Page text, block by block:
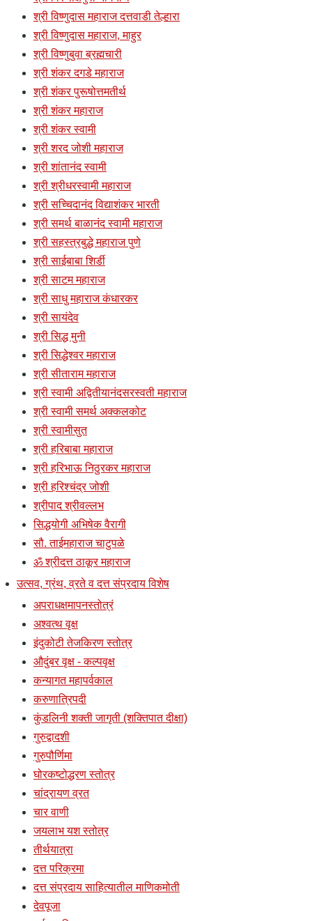
श्री विष्णुदास महाराज दत्तवाडी तेल्हारा
श्री विष्णुदास महाराज, माहुर
श्री विष्णुबुवा ब्रह्मचारी
श्री शंकर दगडे महाराज
श्री शंकर पुरूषोत्तमतीर्थ
श्री शंकर महाराज
श्री शंकर स्वामी
श्री शरद जोशी महाराज
श्री शांतानंद स्वामी
श्री श्रीधरस्वामी महाराज
श्री सच्चिदानंद विद्याशंकर भारती
श्री समर्थ बाळानंद स्वामी महाराज
श्री सहस्त्रबुद्धे महाराज पुणे
श्री साईबाबा शिर्डी
श्री साटम महाराज
श्री साधु महाराज कंधारकर
श्री सायंदेव
श्री सिद्ध मुनी
श्री सिद्धेश्वर महाराज
श्री सीताराम महाराज
श्री स्वामी अद्वितीयानंदसरस्वती महाराज
श्री स्वामी समर्थ अक्कलकोट
श्री स्वामीसुत
श्री हरिबाबा महाराज
श्री हरिभाऊ निठुरकर महाराज
श्री हरिश्चंद्र जोशी
श्रीपाद श्रीवल्लभ
सिद्धयोगी अभिषेक वैरागी
सौ. ताईमहाराज चाटुपळे
ॐ श्रीदत्त ठाकूर महाराज
उत्सव, ग्रंथ, व्रते व दत्त संप्रदाय विशेष
अपराधक्षमापनस्तोत्रं
अश्वत्थ वृक्ष
इंदुकोटी तेजकिरण स्तोत्र
औदुंबर वृक्ष - कल्पवृक्ष
कन्यागत महापर्वकाल
करुणात्रिपदी
कुंडलिनी शक्ती जागृती (शक्तिपात दीक्षा)
गुरुद्वादशी
गुरुपौर्णिमा
घोरकष्टोद्धरण स्तोत्र
चांद्रायण व्रत
चार वाणी
जयलाभ यश स्तोत्र
तीर्थयात्रा
दत्त परिक्रमा
दत्त संप्रदाय साहित्यातील माणिकमोती
देवपूजा